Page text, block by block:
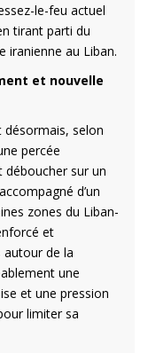
le-feu actuel
tirant parti du
iranienne au Liban.
et nouvelle
désormais, selon
percée
déboucher sur un
d’un
zones du Liban-
et
autour de la
une
et une pression
limiter sa